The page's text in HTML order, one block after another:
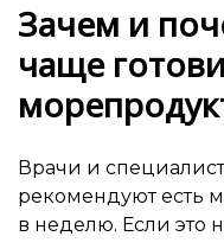
Зачем и
чаще
Врачи и
рекомендуют есть
в неделю. Если это